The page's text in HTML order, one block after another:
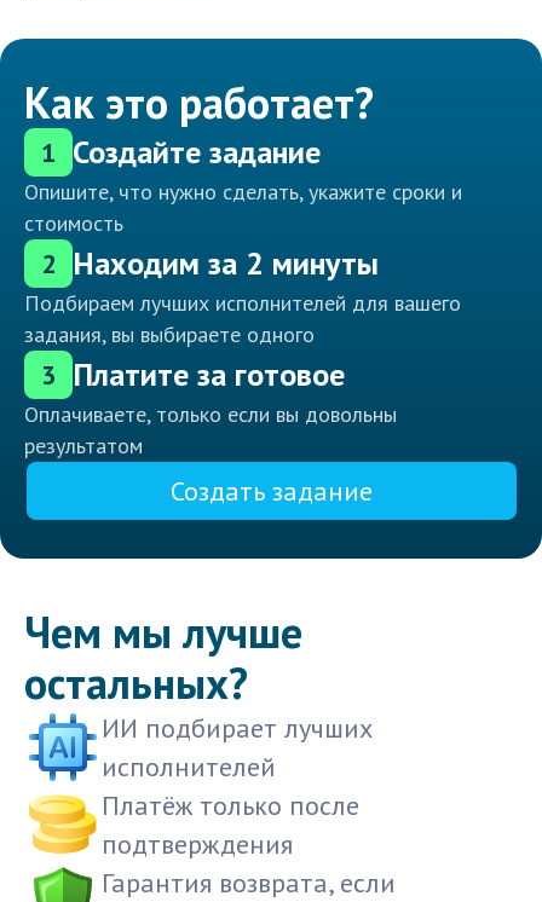
Как это работает?
1 Создайте задание
Опишите, что нужно сделать, укажите сроки и
стоимость
2 Находим за 2 минуты
Подбираем лучших исполнителей для вашего
задания, вы выбираете одного
3 Платите за готовое
Оплачиваете, только если вы довольны
результатом
Создать задание
Чем мы лучше
остальных?
ИИ подбирает лучших
исполнителей
Платёж только после
подтверждения
Гарантия возврата, если